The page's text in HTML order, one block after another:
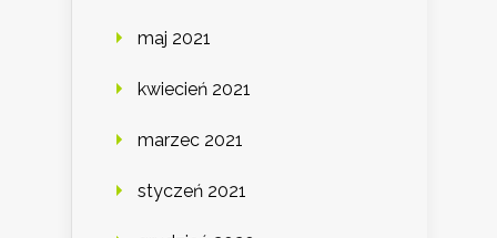
maj 2021
kwiecień 2021
marzec 2021
styczeń 2021